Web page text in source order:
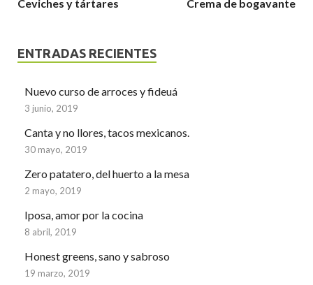
Ceviches y tártares Crema de bogavante
ENTRADAS RECIENTES
Nuevo curso de arroces y fideuá
3 junio, 2019
Canta y no llores, tacos mexicanos.
30 mayo, 2019
Zero patatero, del huerto a la mesa
2 mayo, 2019
Iposa, amor por la cocina
8 abril, 2019
Honest greens, sano y sabroso
19 marzo, 2019